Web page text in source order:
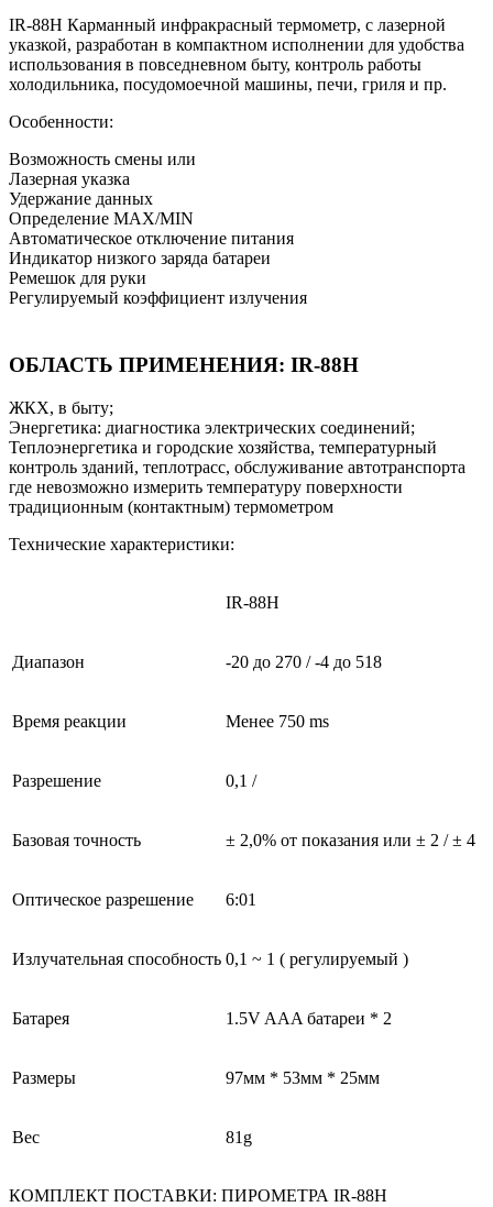
IR-88H Карманный инфракрасный термометр, с лазерной
указкой, разработан в компактном исполнении для удобства
использования в повседневном быту, контроль работы
холодильника, посудомоечной машины, печи, гриля и пр.
Особенности:
Возможность смены или
Лазерная указка
Удержание данных
Определение MAX/MIN
Автоматическое отключение питания
Индикатор низкого заряда батареи
Ремешок для руки
Регулируемый коэффициент излучения
ОБЛАСТЬ ПРИМЕНЕНИЯ: IR-88H
ЖКХ, в быту;
Энергетика: диагностика электрических соединений;
Теплоэнергетика и городские хозяйства, температурный
контроль зданий, теплотрасс, обслуживание автотранспорта
где невозможно измерить температуру поверхности
традиционным (контактным) термометром
Технические характеристики:
IR-88H
Диапазон -20 до 270 / -4 до 518
Время реакции Менее 750 ms
Разрешение 0,1 /
Базовая точность ± 2,0% от показания или ± 2 / ± 4
Оптическое разрешение 6:01
Излучательная способность 0,1 ~ 1 ( регулируемый )
Батарея 1.5V AAA батареи * 2
Размеры 97мм * 53мм * 25мм
Вес 81g
КОМПЛЕКТ ПОСТАВКИ: ПИРОМЕТРА IR-88H